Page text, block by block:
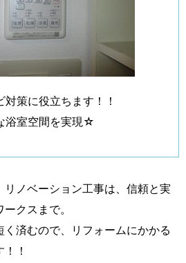
策に役立ちます！！
浴室空間を実現☆
ノベーション工事は、信頼と実
クスまで。
済むので、リフォームにかかる
！